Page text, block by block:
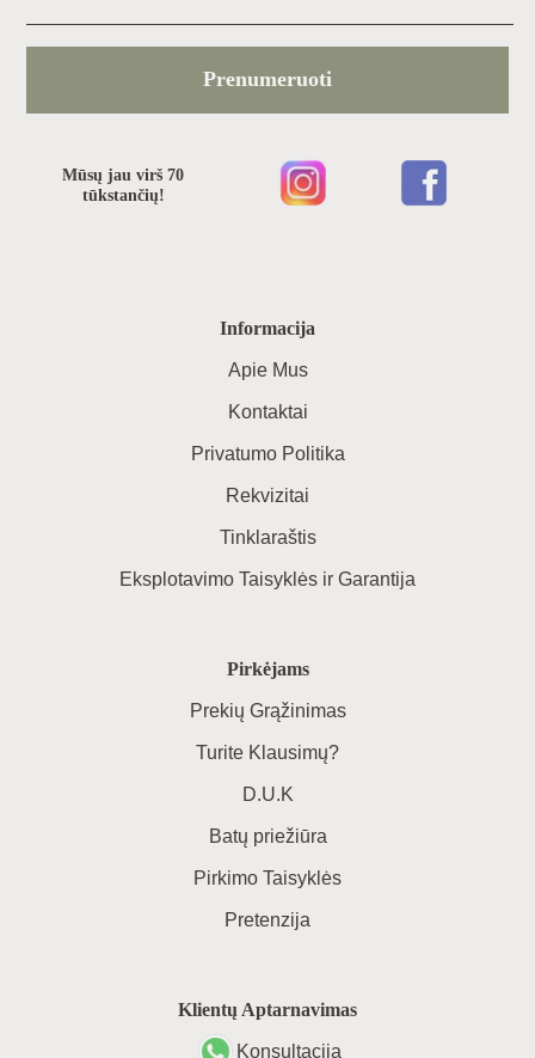
Informacija
Apie Mus
Kontaktai
Privatumo Politika
Rekvizitai
Tinklaraštis
Eksplotavimo Taisyklės ir Garantija
Pirkėjams
Prekių Grąžinimas
Turite Klausimų?
D.U.K
Batų priežiūra
Pirkimo Taisyklės
Pretenzija
Klientų Aptarnavimas
Konsultacija
Prenumeruoti
Mūsų jau virš 70
tūkstančių!